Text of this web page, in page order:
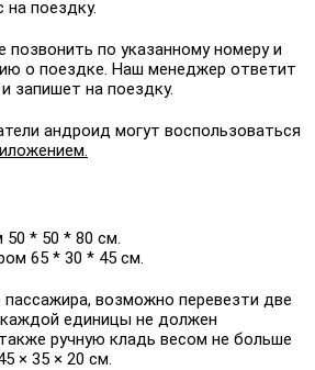
на поездку.
по указанному номеру и
о поездке. Наш менеджер ответит
запишет на поездку.
андроид могут воспользоваться
* 50 * 80 см.
65 * 30 * 45 см.
пассажира, возможно перевезти две
единицы не должен
ручную кладь весом не больше
× 35 × 20 см.